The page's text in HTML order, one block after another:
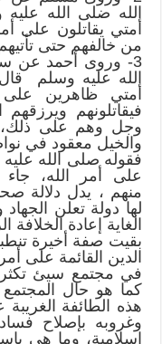
الله ضلى الله
أمتي يقاتلون على
من خالفهم حتى
3- وروى أحمد عن
الله عليه وسلم
أمتي ظاهرين على
فيقاتلونهم
وجل وهم على ذلك،
والخيل معقود في
فقوله صلى الله
على أمر الله، جاء
منهم ، يدل دلالة
لها دولة تعلن
الغاية إعادة الخلافة
بقيت صفة أخيرة
الدين القائمة على
في مجتمع سيئ تكثر
كما هو حال المجتمع
هذه الطائفة
وغروبه بإصلاح
إسلامية، وما هي